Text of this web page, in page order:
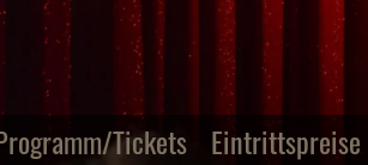
Tickets Eintrittspreise